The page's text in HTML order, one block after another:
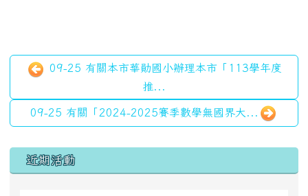
09-25 有關本市華勛國小辦理本市「113學年度
推...
09-25 有關「2024-2025賽季數學無國界大...
左邊區域內容
近期活動